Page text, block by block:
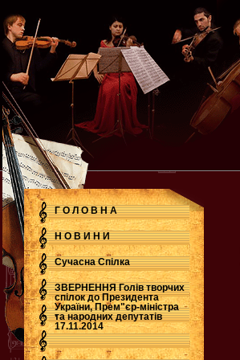
Г О Л О В Н А
Н О В И Н И
Сучасна Cпілка
ЗВЕРНЕННЯ Голів творчих
спілок до Президента
України, Прем"єр-міністра
та народних депутатів
17.11.2014
.